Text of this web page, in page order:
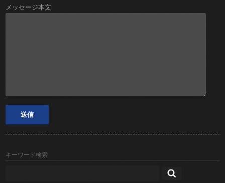
メッセージ本文
キーワード検索